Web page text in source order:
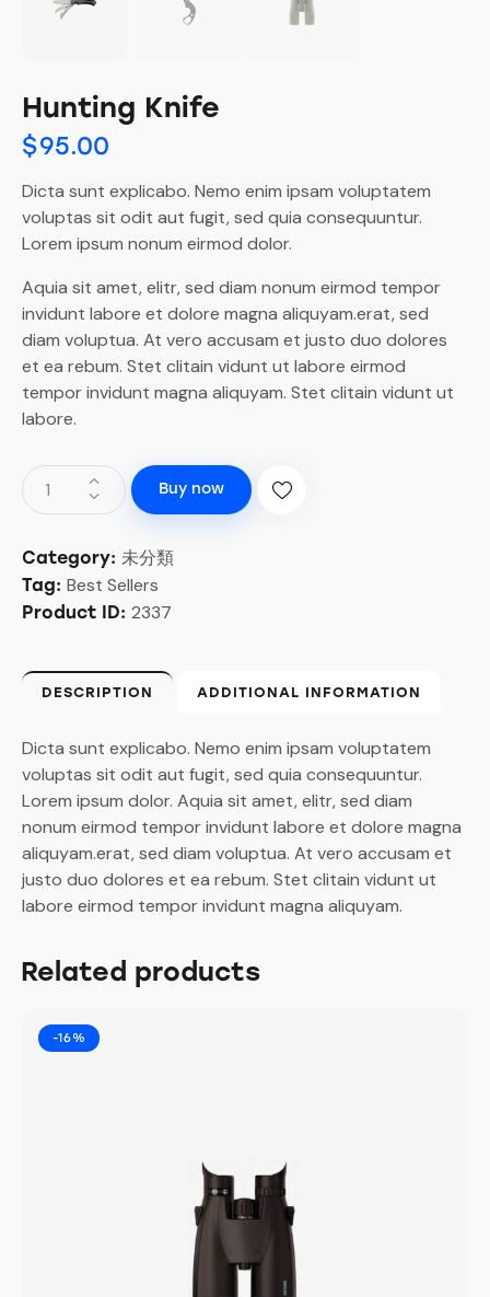
Hunting Knife
$95.00
Dicta sunt explicabo. Nemo enim ipsam voluptatem
voluptas sit odit aut fugit, sed quia consequuntur.
Lorem ipsum nonum eirmod dolor.
Aquia sit amet, elitr, sed diam nonum eirmod tempor
invidunt labore et dolore magna aliquyam.erat, sed
diam voluptua. At vero accusam et justo duo dolores
et ea rebum. Stet clitain vidunt ut labore eirmod
tempor invidunt magna aliquyam. Stet clitain vidunt ut
labore.
Buy now
Category: 未分類
Tag: Best Sellers
Product ID: 2337
DESCRIPTION ADDITIONAL INFORMATION
Dicta sunt explicabo. Nemo enim ipsam voluptatem
voluptas sit odit aut fugit, sed quia consequuntur.
Lorem ipsum dolor. Aquia sit amet, elitr, sed diam
nonum eirmod tempor invidunt labore et dolore magna
aliquyam.erat, sed diam voluptua. At vero accusam et
justo duo dolores et ea rebum. Stet clitain vidunt ut
labore eirmod tempor invidunt magna aliquyam.
Related products
-16%